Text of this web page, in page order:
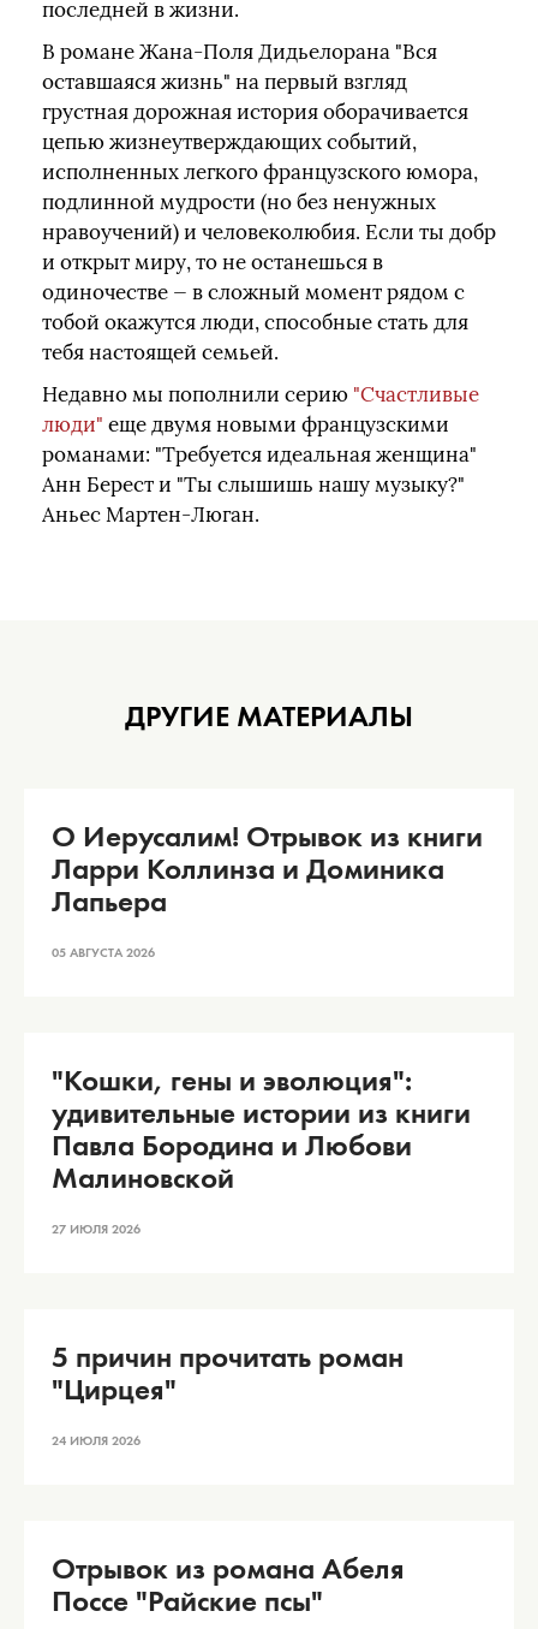
последней в жизни.
В романе Жана-Поля Дидьелорана "Вся
оставшаяся жизнь" на первый взгляд
грустная дорожная история оборачивается
цепью жизнеутверждающих событий,
исполненных легкого французского юмора,
подлинной мудрости (но без ненужных
нравоучений) и человеколюбия. Если ты добр
и открыт миру, то не останешься в
одиночестве — в сложный момент рядом с
тобой окажутся люди, способные стать для
тебя настоящей семьей.
Недавно мы пополнили серию "Счастливые
люди" еще двумя новыми французскими
романами: "Требуется идеальная женщина"
Анн Берест и "Ты слышишь нашу музыку?"
Аньес Мартен-Люган.
ДРУГИЕ МАТЕРИАЛЫ
О Иерусалим! Отрывок из книги
Ларри Коллинза и Доминика
Лапьера
05 АВГУСТА 2026
"Кошки, гены и эволюция":
удивительные истории из книги
Павла Бородина и Любови
Малиновской
27 ИЮЛЯ 2026
5 причин прочитать роман
"Цирцея"
24 ИЮЛЯ 2026
Отрывок из романа Абеля
Поссе "Райские псы"